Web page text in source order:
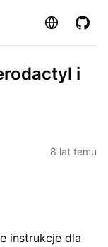
Strona
i
8 lat temu
instrukcje dla